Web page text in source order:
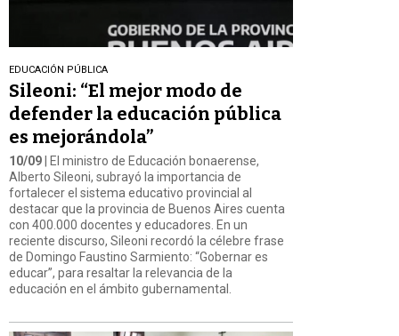
EDUCACIÓN PÚBLICA
Sileoni: “El mejor modo de
defender la educación pública
es mejorándola”
10/09| El ministro de Educación bonaerense,
Alberto Sileoni, subrayó la importancia de
fortalecer el sistema educativo provincial al
destacar que la provincia de Buenos Aires cuenta
con 400.000 docentes y educadores. En un
reciente discurso, Sileoni recordó la célebre frase
de Domingo Faustino Sarmiento: “Gobernar es
educar”, para resaltar la relevancia de la
educación en el ámbito gubernamental.